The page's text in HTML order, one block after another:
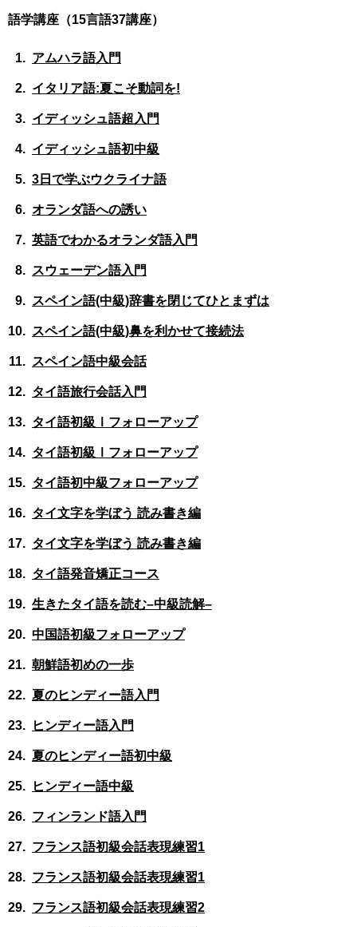
語学講座（15言語37講座）
アムハラ語入門
イタリア語:夏こそ動詞を!
イディッシュ語超入門
イディッシュ語初中級
3日で学ぶウクライナ語
オランダ語への誘い
英語でわかるオランダ語入門
スウェーデン語入門
スペイン語(中級)辞書を閉じてひとまずは
スペイン語(中級)鼻を利かせて接続法
スペイン語中級会話
タイ語旅行会話入門
タイ語初級Ⅰフォローアップ
タイ語初級Ⅰフォローアップ
タイ語初中級フォローアップ
タイ文字を学ぼう 読み書き編
タイ文字を学ぼう 読み書き編
タイ語発音矯正コース
生きたタイ語を読む–中級読解–
中国語初級フォローアップ
朝鮮語初めの一歩
夏のヒンディー語入門
ヒンディー語入門
夏のヒンディー語初中級
ヒンディー語中級
フィンランド語入門
フランス語初級会話表現練習1
フランス語初級会話表現練習1
フランス語初級会話表現練習2